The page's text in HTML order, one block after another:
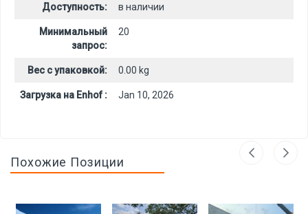
Доступность: в наличии
Минимальный
запрос:
20
Вес с упаковкой: 0.00 kg
Загрузка на Enhof : Jan 10, 2026
Похожие Позиции